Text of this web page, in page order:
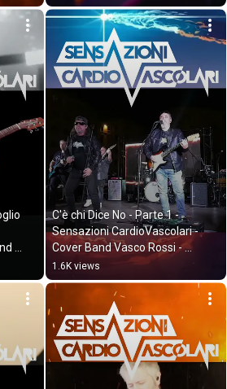
C'è chi Dice No - Parte 1 -
Sensazioni CardioVascolari -
Cover Band Vasco Rossi -
Ancona #rock
1.6K views